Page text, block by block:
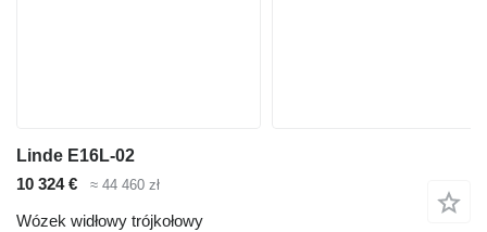
Linde E16L-02
10 324 €
≈ 44 460 zł
Wózek widłowy trójkołowy